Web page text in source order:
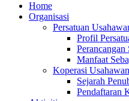
Home
Organisasi
Persatuan
Profil
Perancangan
Manfaat
Koperasi
Sejarah
Pendaftaran